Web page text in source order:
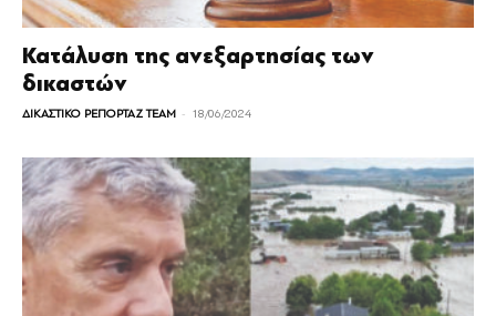
Κατάλυση της ανεξαρτησίας των
δικαστών
ΔΙΚΑΣΤΙΚΟ ΡΕΠΟΡΤΑΖ TEAM - 18/06/2024